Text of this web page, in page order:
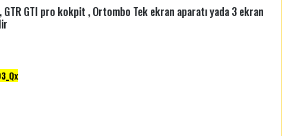
GTI pro kokpit , Ortombo Tek ekran aparatı yada 3 ekran